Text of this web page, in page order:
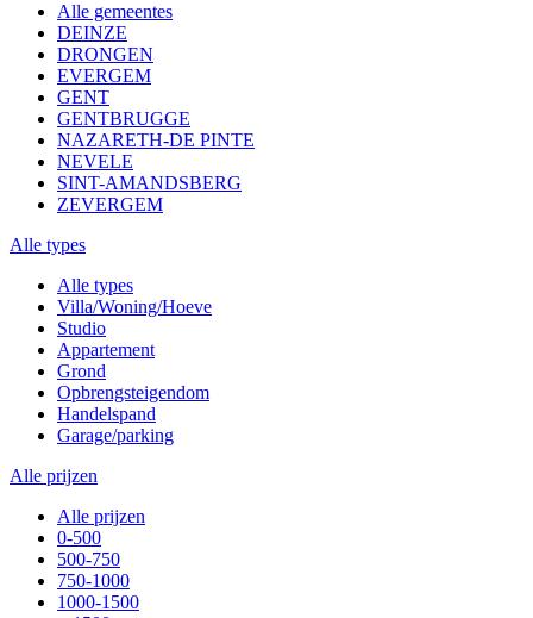
Alle gemeentes
DEINZE
DRONGEN
EVERGEM
GENT
GENTBRUGGE
NAZARETH-DE PINTE
NEVELE
SINT-AMANDSBERG
ZEVERGEM
Alle types
Alle types
Villa/Woning/Hoeve
Studio
Appartement
Grond
Opbrengsteigendom
Handelspand
Garage/parking
Alle prijzen
Alle prijzen
0-500
500-750
750-1000
1000-1500